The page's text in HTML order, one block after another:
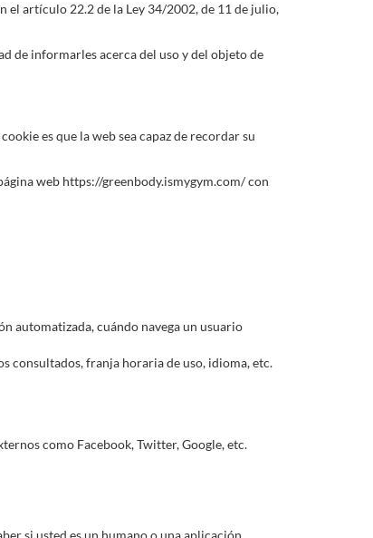
el artículo 22.2 de la Ley 34/2002, de 11 de julio,
de informarles acerca del uso y del objeto de
es que la web sea capaz de recordar su
web https://greenbody.ismygym.com/ con
automatizada, cuándo navega un usuario
consultados, franja horaria de uso, idioma, etc.
como Facebook, Twitter, Google, etc.
si usted es un humano o una aplicación